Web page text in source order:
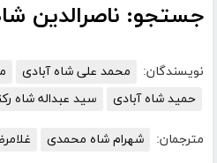
جستجو: ناصرالدین
نویسندگان: محمد علی‌ شاه‌ آبادی‌
حمید شاه آبادی
سید عبداله شاه
مترجمان: شهرام شاه محمدی